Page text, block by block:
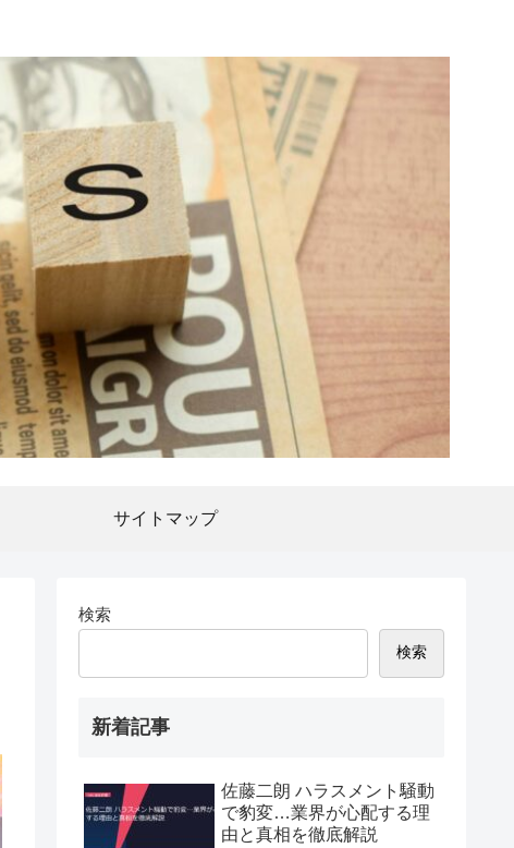
サイトマップ
検索
検索
新着記事
佐藤二朗 ハラスメント騒動
で豹変…業界が心配する理
由と真相を徹底解説